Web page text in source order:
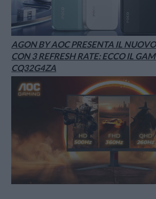
AGON BY AOC PRESENTA IL
CON 3 REFRESH RATE: ECCO IL
CQ32G4ZA